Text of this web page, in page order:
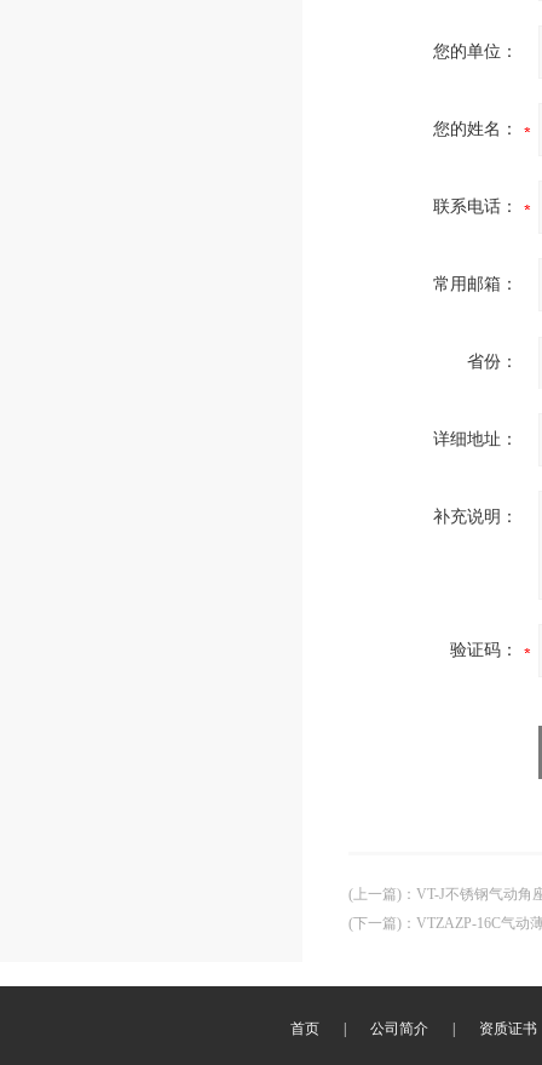
您的单位：
您的姓名：
联系电话：
常用邮箱：
省份：
详细地址：
补充说明：
验证码：
(上一篇) ： VT-J不锈钢气动角
(下一篇) ： VTZAZP-16C气动
首页 公司简介 资质证书